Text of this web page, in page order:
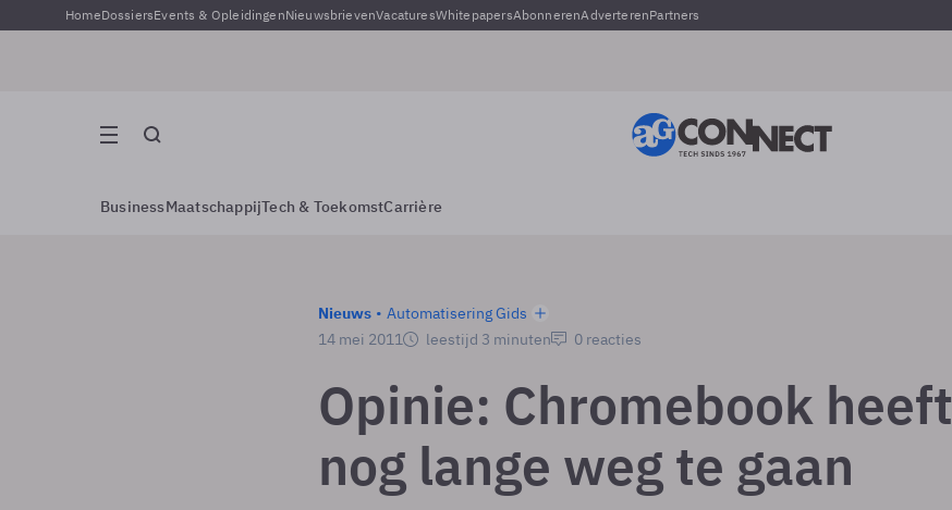
HomeDossiersEvents & OpleidingenNieuwsbrievenVacaturesWhitepapersAbonnerenAdverterenPartners
BusinessMaatschappijTech & ToekomstCarrière
Nieuws
Automatisering Gids
14 mei 2011
leestijd 3 minuten 0 reacties
Opinie: Chromebook heeft
nog lange weg te gaan